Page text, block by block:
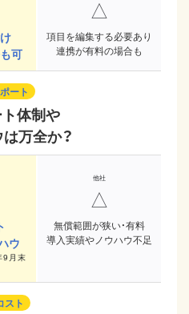
可
△
項目を編集する必要あり
連携が有料の場合も
ート
体制や
万全か？
ウ
9月末
△
無償範囲が狭い・有料
導入実績やノウハウ不足
スト